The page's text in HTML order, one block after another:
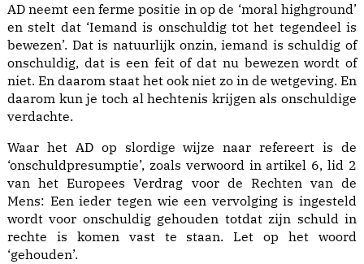
AD neemt een ferme positie in op de ‘moral highground’
en stelt dat ‘Iemand is onschuldig tot het tegendeel is
bewezen’. Dat is natuurlijk onzin, iemand is schuldig of
onschuldig, dat is een feit of dat nu bewezen wordt of
niet. En daarom staat het ook niet zo in de wetgeving. En
daarom kun je toch al hechtenis krijgen als onschuldige
verdachte.
Waar het AD op slordige wijze naar refereert is de
‘onschuldpresumptie’, zoals verwoord in artikel 6, lid 2
van het Europees Verdrag voor de Rechten van de
Mens: Een ieder tegen wie een vervolging is ingesteld
wordt voor onschuldig gehouden totdat zijn schuld in
rechte is komen vast te staan. Let op het woord
‘gehouden’.